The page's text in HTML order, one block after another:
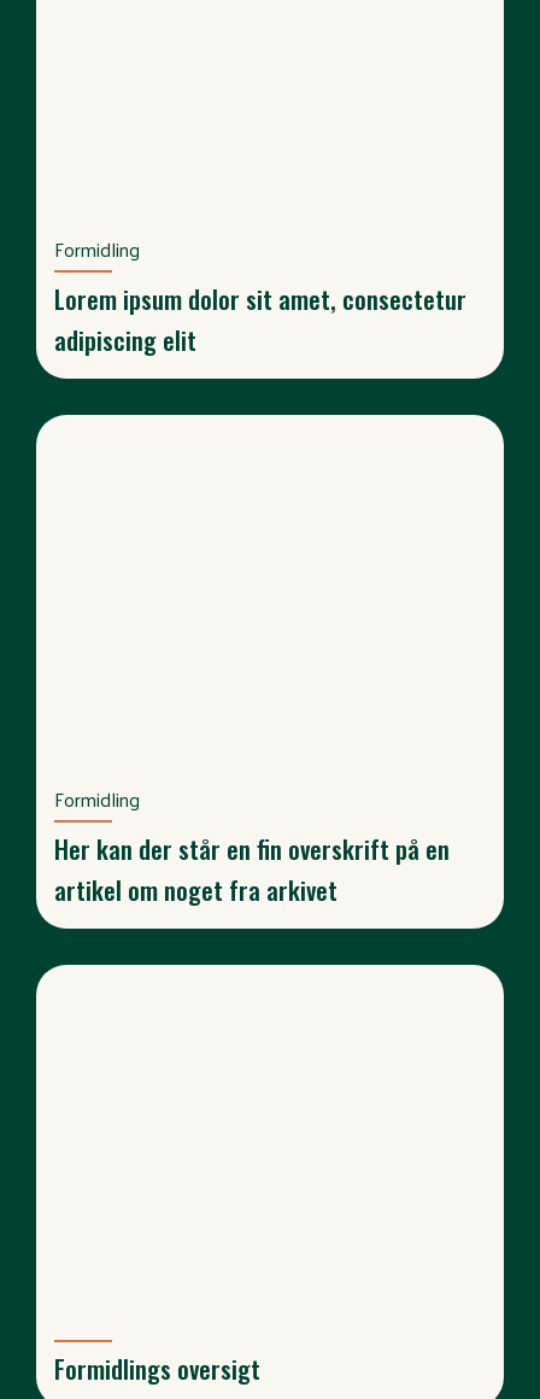
Formidling
Lorem ipsum dolor sit amet, consectetur
adipiscing elit
Formidling
Her kan der står en fin overskrift på en
artikel om noget fra arkivet
Formidlings oversigt